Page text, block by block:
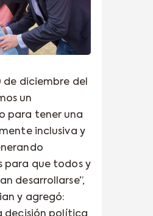
de diciembre del
un
para tener una
inclusiva y
para que todos y
desarrollarse”,
y agregó:
decisión política